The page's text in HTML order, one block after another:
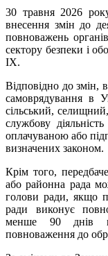
30 травня 2026
внесення змін до
повноважень
сектору безпеки і
IX.
Відповідно до змін,
самоврядування в
сільський,
службову
оплачуваною або
визначених законом.
Крім того,
або районна рада
голови ради, якщо
ради виконує
менше 90 днів
повноваження до